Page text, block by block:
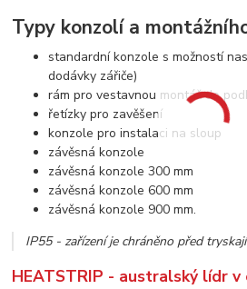
Typy konzolí a
standardní konzole s možností
dodávky zářiče)
rám pro vestavnou montáž do
řetízky pro zavěšení
konzole pro instalaci na sloup
závěsná konzole
závěsná konzole 300 mm
závěsná konzole 600 mm
závěsná konzole 900 mm.
IP55 - zařízení je chráněno před
HEATSTRIP - australský lídr